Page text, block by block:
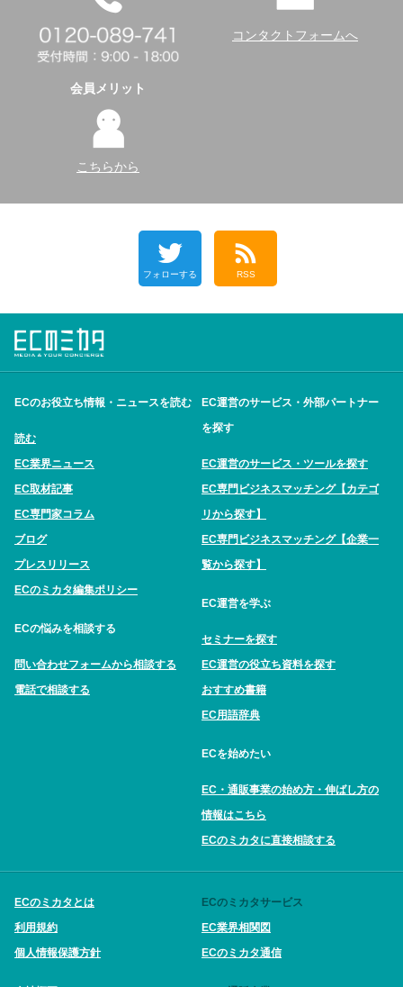
コンタクトフォームへ
会員メリット
こちらから
フォローする RSS
ECのお役立ち情報・ニュースを読む
読む
EC業界ニュース
EC取材記事
EC専門家コラム
ブログ
プレスリリース
ECのミカタ編集ポリシー
ECの悩みを相談する
問い合わせフォームから相談する
電話で相談する
EC運営のサービス・外部パートナー
を探す
EC運営のサービス・ツールを探す
EC専門ビジネスマッチング【カテゴ
リから探す】
EC専門ビジネスマッチング【企業一
覧から探す】
EC運営を学ぶ
セミナーを探す
EC運営の役立ち資料を探す
おすすめ書籍
EC用語辞典
ECを始めたい
EC・通販事業の始め方・伸ばし方の
情報はこちら
ECのミカタに直接相談する
ECのミカタとは
利用規約
個人情報保護方針
ECのミカタサービス
EC業界相関図
ECのミカタ通信